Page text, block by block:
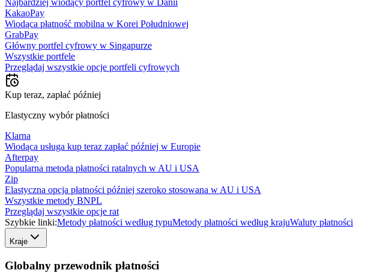
Najbardziej wiodący portfel cyfrowy w Danii
KakaoPay
Wiodąca płatność mobilna w Korei Południowej
GrabPay
Główny portfel cyfrowy w Singapurze
Wszystkie portfele
Przeglądaj wszystkie opcje portfeli cyfrowych
Kup teraz, zapłać później
Elastyczny wybór płatności
Klarna
Wiodąca usługa kup teraz zapłać później w Europie
Afterpay
Popularna metoda płatności ratalnych w AU i USA
Zip
Elastyczna opcja płatności później szeroko stosowana w AU i USA
Wszystkie metody BNPL
Przeglądaj wszystkie opcje rat
Szybkie linki:Metody płatności według typuMetody płatności według krajuWaluty płatności
Kraje
Globalny przewodnik płatności